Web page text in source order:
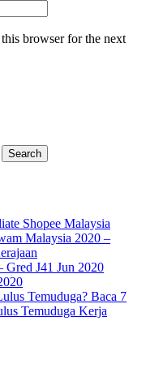
browser for the next
Shopee Malaysia
Malaysia 2020 –
Gred J41 Jun 2020
Temuduga? Baca 7
Temuduga Kerja